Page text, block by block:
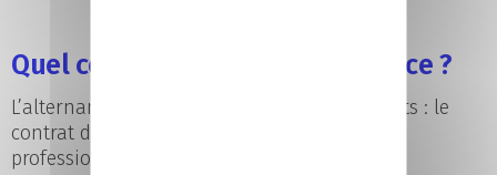
Quel contrat choisir en alternance ?
L’alternance repose sur deux types de contrats : le
contrat d’apprentissage et le contrat de
professionnalisation.